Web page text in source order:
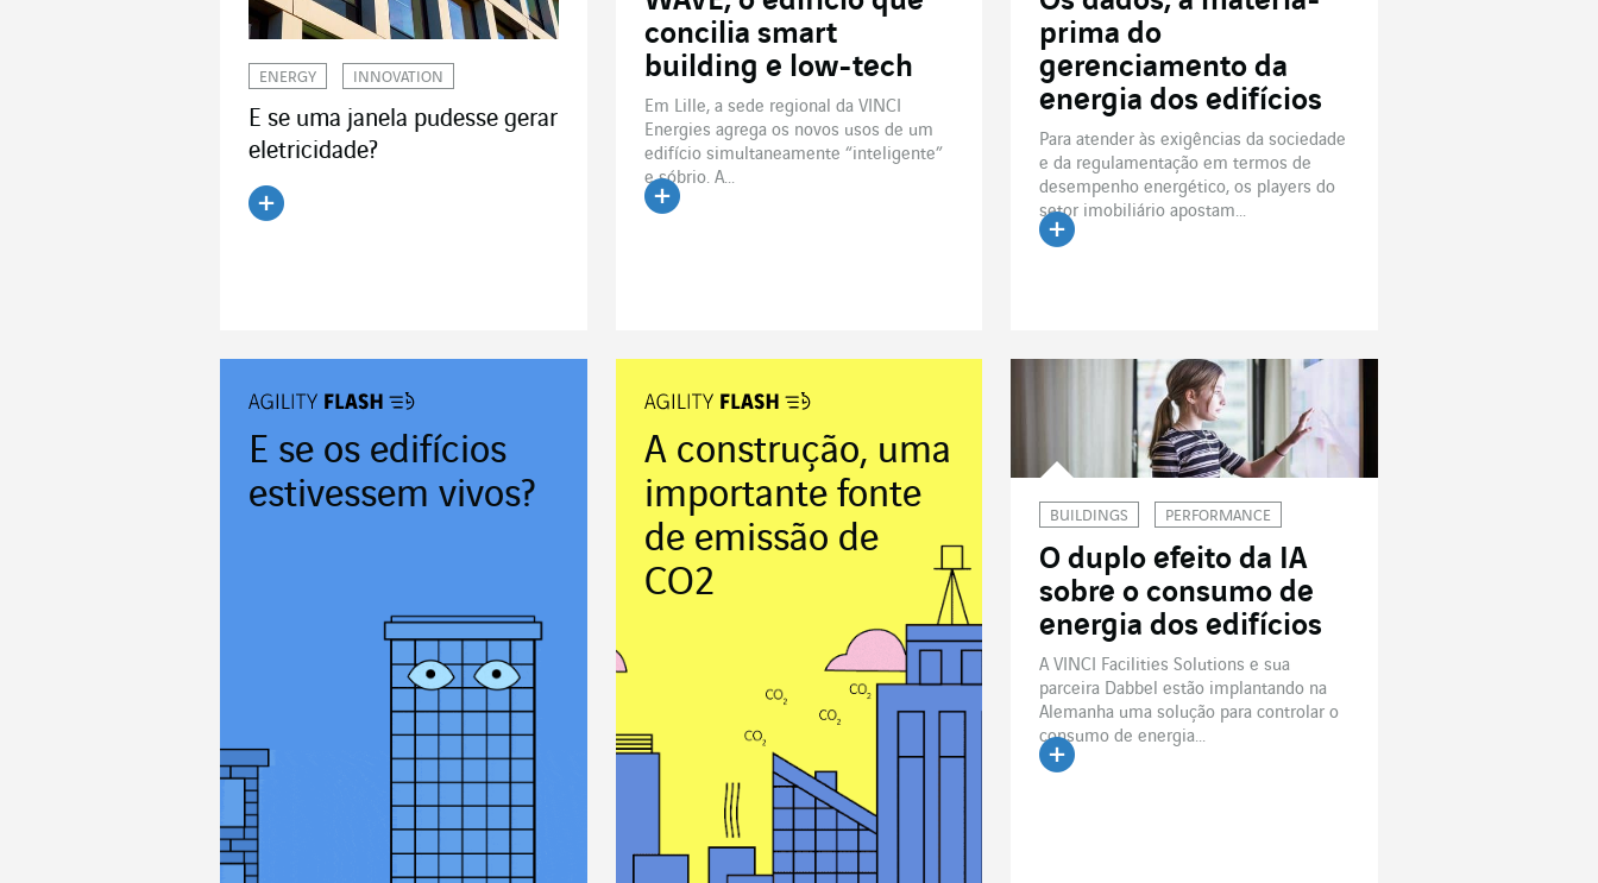
ENERGY INNOVATION
E se uma janela pudesse gerar
eletricidade?
concilia smart
building e low-tech
Em Lille, a sede regional da VINCI
Energies agrega os novos usos de um
edifício simultaneamente “inteligente”
e sóbrio. A...
prima do
gerenciamento da
energia dos edifícios
Para atender às exigências da sociedade
e da regulamentação em termos de
desempenho energético, os players do
setor imobiliário apostam...
E se os edifícios
estivessem vivos?
A construção, uma
importante fonte
de emissão de
CO2
BUILDINGS PERFORMANCE
O duplo efeito da IA
sobre o consumo de
energia dos edifícios
A VINCI Facilities Solutions e sua
parceira Dabbel estão implantando na
Alemanha uma solução para controlar o
consumo de energia...